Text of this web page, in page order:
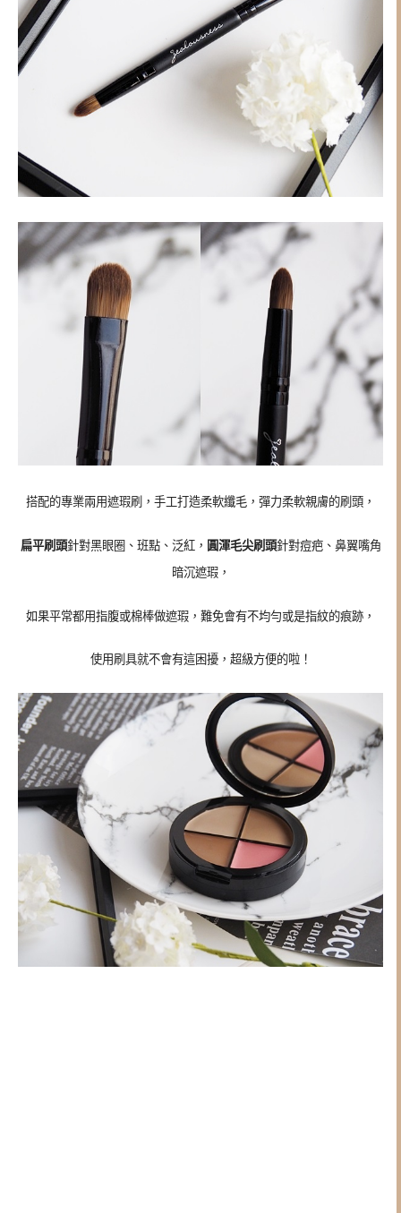
搭配的專業兩用遮瑕刷，手工打造柔軟纖毛， 彈力柔軟親膚的刷頭，
扁平刷頭針對黑眼圈、班點、泛紅， 圓渾毛尖刷頭針對痘疤、鼻翼嘴角
暗沉遮瑕，
如果平常都用指腹或棉棒做遮瑕，難免會有不均勻或是指紋的痕跡，
使用刷具就不會有這困擾，超級方便的啦！